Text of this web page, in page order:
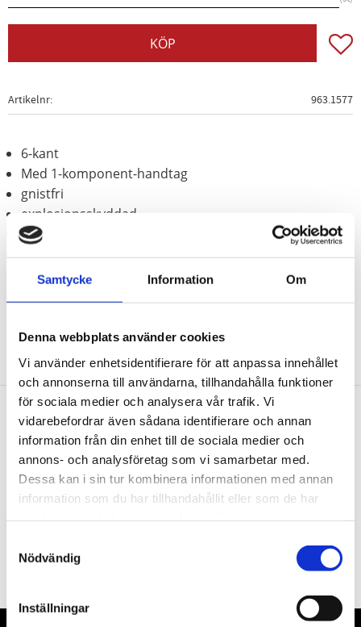
Samtycke Information Om
Denna webbplats använder cookies
Vi använder enhetsidentifierare för att anpassa innehållet
och annonserna till användarna, tillhandahålla funktioner
för sociala medier och analysera vår trafik. Vi
vidarebefordrar även sådana identifierare och annan
information från din enhet till de sociala medier och
annons- och analysföretag som vi samarbetar med.
Dessa kan i sin tur kombinera informationen med annan
information som du har tillhandahållit eller som de har
Nödvändig
Inställningar
KÖP
Artikelnr 963.1577
6-kant
Med 1-komponent-handtag
gnistfri
explosionsskyddad
korrosionsbeständig
slittålig
Aluminium-brons (icke-järn-legering)
Nyhetsbrev
Dina personuppgifter behandlas i enlighet med vår integritetspolicy